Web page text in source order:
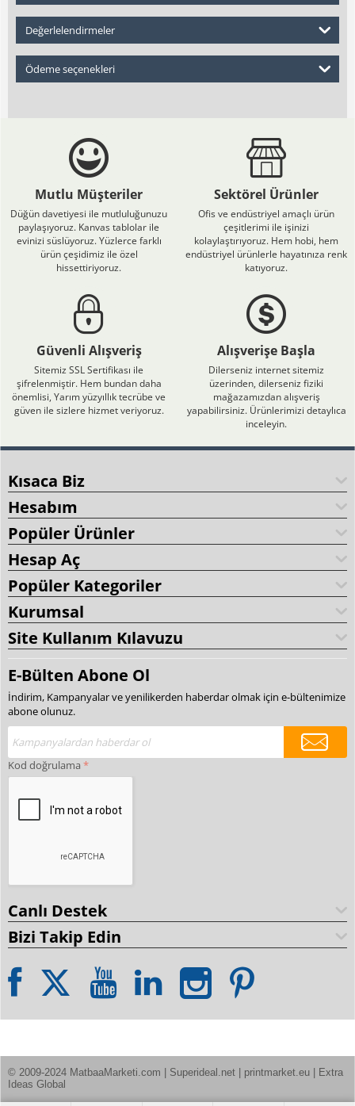
Değerlelendirmeler
Ödeme seçenekleri
Mutlu Müşteriler
Düğün davetiyesi ile mutluluğunuzu
paylaşıyoruz. Kanvas tablolar ile
evinizi süslüyoruz. Yüzlerce farklı
ürün çeşidimiz ile özel
hissettiriyoruz.
Sektörel Ürünler
Ofis ve endüstriyel amaçlı ürün
çeşitlerimi ile işinizi
kolaylaştırıyoruz. Hem hobi, hem
endüstriyel ürünlerle hayatınıza renk
katıyoruz.
Güvenli Alışveriş
Sitemiz SSL Sertifikası ile
şifrelenmiştir. Hem bundan daha
önemlisi, Yarım yüzyıllık tecrübe ve
güven ile sizlere hizmet veriyoruz.
Alışverişe Başla
Dilerseniz internet sitemiz
üzerinden, dilerseniz fiziki
mağazamızdan alışveriş
yapabilirsiniz. Ürünlerimizi detaylıca
inceleyin.
Kısaca Biz
Hesabım
Popüler Ürünler
Hesap Aç
Popüler Kategoriler
Kurumsal
Site Kullanım Kılavuzu
E-Bülten Abone Ol
İndirim, Kampanyalar ve yenilikerden haberdar olmak için e-bültenimize
abone olunuz.
Kod doğrulama
Canlı Destek
Bizi Takip Edin
© 2009-2024 MatbaaMarketi.com | Superideal.net | printmarket.eu | Extra
Ideas Global